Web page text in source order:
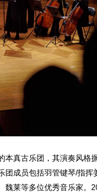
本真古乐团，其演奏风格
成员包括羽管键琴/指挥
魏莱等多位优秀音乐家。